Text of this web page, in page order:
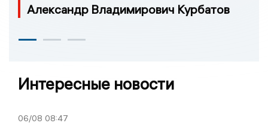
Александр Владимирович Курбатов
Интересные новости
06/08 08:47